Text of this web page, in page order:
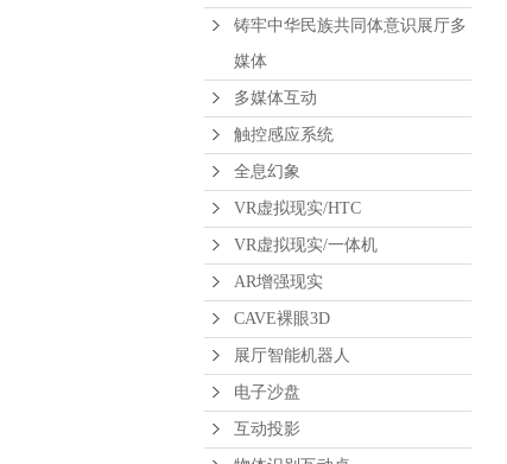
铸牢中华民族共同体意识展厅多
媒体
多媒体互动
触控感应系统
全息幻象
VR虚拟现实/HTC
VR虚拟现实/一体机
AR增强现实
CAVE裸眼3D
展厅智能机器人
电子沙盘
互动投影